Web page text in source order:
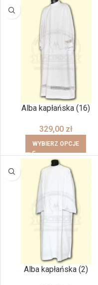
Alba kapłańska (16)
329,00 zł
WYBIERZ OPCJE
Alba kapłańska (2)